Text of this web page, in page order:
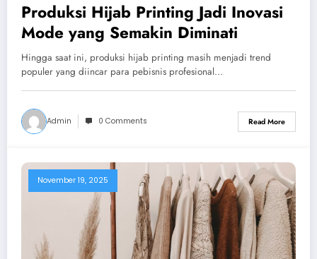
Produksi Hijab Printing Jadi Inovasi
Mode yang Semakin Diminati
Hingga saat ini, produksi hijab printing masih menjadi trend
populer yang diincar para pebisnis profesional…
Admin 0 Comments Read More
November 19, 2025